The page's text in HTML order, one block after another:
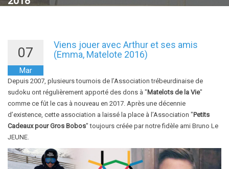
07
Mar
Viens jouer avec Arthur et ses amis
(Emma, Matelote 2016)
Depuis 2007, plusieurs tournois de l’Association trébeurdinaise de
sudoku ont régulièrement apporté des dons à " Matelots de la Vie"
comme ce fût le cas à nouveau en 2017. Après une décennie
d’existence, cette association a laissé la place à l’Association "Petits
Cadeaux pour Gros Bobos" toujours créée par notre fidèle ami Bruno Le
JEUNE.